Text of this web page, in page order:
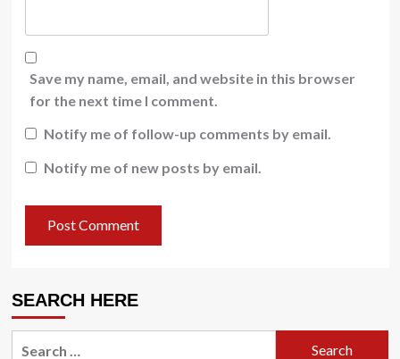
Save my name, email, and website in this browser
for the next time I comment.
Notify me of follow-up comments by email.
Notify me of new posts by email.
SEARCH HERE